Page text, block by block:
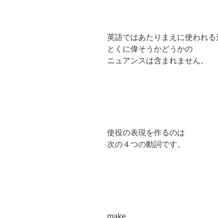
英語ではあたりまえに使われる
とくに偉そうかどうかの
ニュアンスは含まれません。
使役の表現を作るのは
次の４つの動詞です。
make